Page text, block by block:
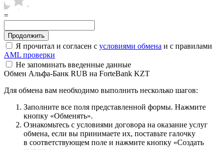
=
Я прочитал и согласен с условиями обмена и с правилами
AML проверки
Не запоминать введенные данные
Обмен Альфа-Банк RUB на ForteBank KZT
Для обмена вам необходимо выполнить несколько шагов:
Заполните все поля представленной формы. Нажмите
кнопку «Обменять».
Ознакомьтесь с условиями договора на оказание услуг
обмена, если вы принимаете их, поставьте галочку
в соответствующем поле и нажмите кнопку «Создать